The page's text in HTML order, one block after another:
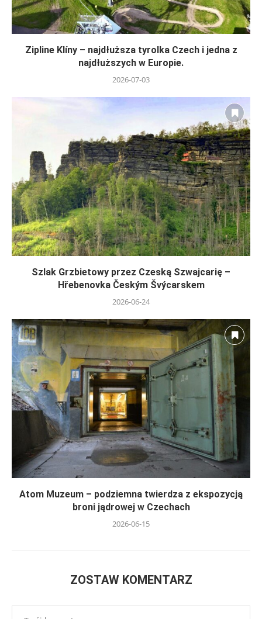
Zipline Klíny – najdłuższa tyrolka Czech i jedna z
najdłuższych w Europie.
2026-07-03
Szlak Grzbietowy przez Czeską Szwajcarię –
Hřebenovka Českým Švýcarskem
2026-06-24
Atom Muzeum – podziemna twierdza z ekspozycją
broni jądrowej w Czechach
2026-06-15
ZOSTAW KOMENTARZ